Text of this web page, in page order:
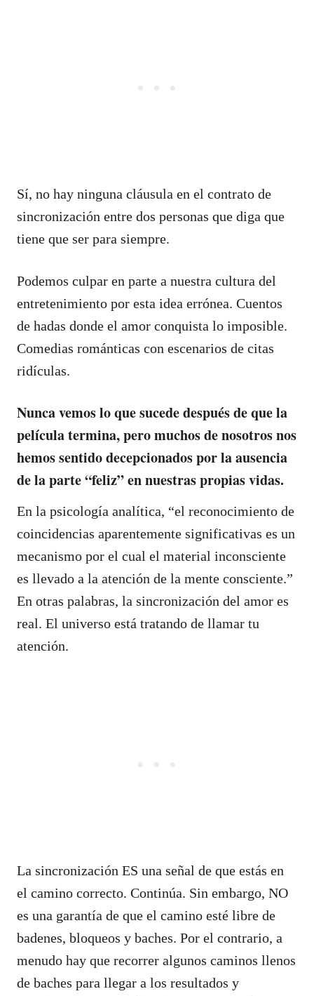
Sí, no hay ninguna cláusula en el contrato de
sincronización entre dos personas que diga que
tiene que ser para siempre.
Podemos culpar en parte a nuestra cultura del
entretenimiento por esta idea errónea. Cuentos
de hadas donde el amor conquista lo imposible.
Comedias románticas con escenarios de citas
ridículas.
Nunca vemos lo que sucede después de que la
película termina, pero muchos de nosotros nos
hemos sentido decepcionados por la ausencia
de la parte “feliz” en nuestras propias vidas.
En la psicología analítica, “el reconocimiento de
coincidencias aparentemente significativas es un
mecanismo por el cual el material inconsciente
es llevado a la atención de la mente consciente.”
En otras palabras, la sincronización del amor es
real. El universo está tratando de llamar tu
atención.
La sincronización ES una señal de que estás en
el camino correcto. Continúa. Sin embargo, NO
es una garantía de que el camino esté libre de
badenes, bloqueos y baches. Por el contrario, a
menudo hay que recorrer algunos caminos llenos
de baches para llegar a los resultados y